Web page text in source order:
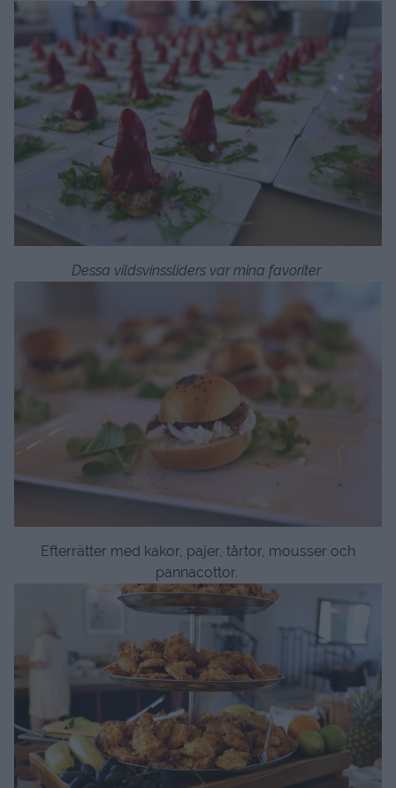
Dessa vildsvinssliders var mina favoriter
Efterrätter med kakor, pajer, tårtor, mousser och
pannacottor.